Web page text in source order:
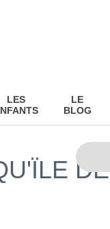
LES
LE
BLOG
DE